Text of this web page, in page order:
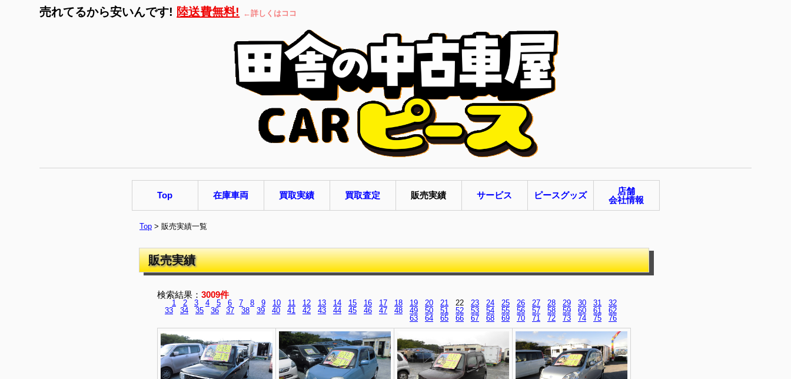
売れてるから安いんです! 陸送費無料! ←詳しくはココ
Top 在庫車両 買取実績 買取査定 販売実績 サービス ピースグッズ
店舗
会社情報
Top > 販売実績一覧
販売実績
検索結果： 3009件
1 2 3 4 5 6 7 8 9 10 11 12 13 14 15 16 17 18 19 20 21 22 23 24 25 26 27 28 29 30 31
32
33
34 35 36 37 38 39 40 41 42 43 44 45 46 47 48 49 50 51 52 53 54 55 56 57 58 59 60 61
62
63
64 65 66 67 68 69 70 71 72 73 74 75 76